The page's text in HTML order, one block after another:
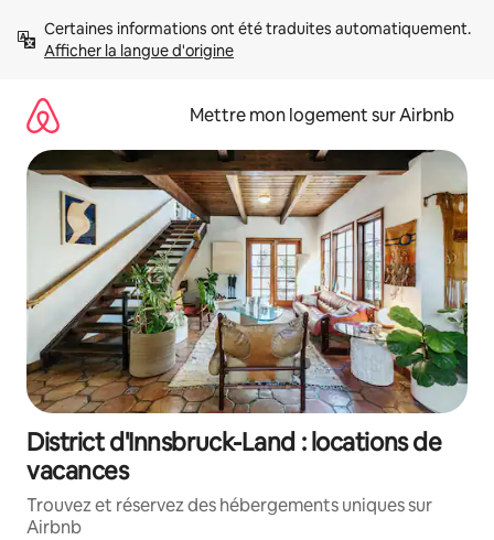
directement
Afficher la langue d'origine
Mettre mon logement sur Airbnb
District d'Innsbruck-Land : locations de
vacances
Trouvez et réservez des hébergements uniques sur
Airbnb